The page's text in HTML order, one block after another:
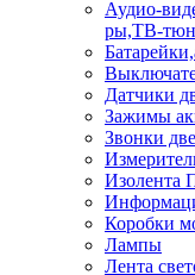
Аудио-
ры,ТВ-
Датчики
Зажимы
Звонки
Коробки
Лампы
Лента